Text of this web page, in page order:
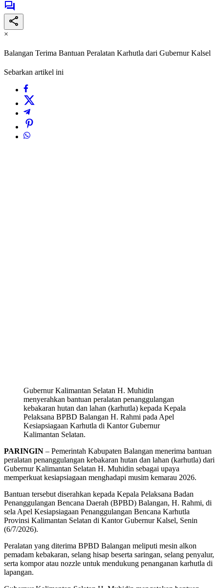
×
Balangan Terima Bantuan Peralatan Karhutla dari Gubernur Kalsel
Sebarkan artikel ini
Gubernur Kalimantan Selatan H. Muhidin
menyerahkan bantuan peralatan penanggulangan
kebakaran hutan dan lahan (karhutla) kepada Kepala
Pelaksana BPBD Balangan H. Rahmi pada Apel
Kesiapsiagaan Karhutla di Kantor Gubernur
Kalimantan Selatan.
PARINGIN – Pemerintah Kabupaten Balangan menerima bantuan
peralatan penanggulangan kebakaran hutan dan lahan (karhutla) dari
Gubernur Kalimantan Selatan H. Muhidin sebagai upaya
memperkuat kesiapsiagaan menghadapi musim kemarau 2026.
Bantuan tersebut diserahkan kepada Kepala Pelaksana Badan
Penanggulangan Bencana Daerah (BPBD) Balangan, H. Rahmi, di
sela Apel Kesiapsiagaan Penanggulangan Bencana Karhutla
Provinsi Kalimantan Selatan di Kantor Gubernur Kalsel, Senin
(6/7/2026).
Peralatan yang diterima BPBD Balangan meliputi mesin alkon
pemadam kebakaran, selang hisap beserta saringan, selang penyalur,
serta kompor atau nozzle untuk mendukung penanganan karhutla di
lapangan.